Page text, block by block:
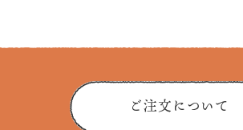
ご注文について